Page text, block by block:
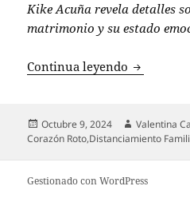
Kike Acuña revela detalles
matrimonio y su estado
Continua leyendo Kike
Publicado
el
Octubre 9, 2024 Autor
Valentina
Corazón Roto,Distanciamiento
Gestionado con WordPress